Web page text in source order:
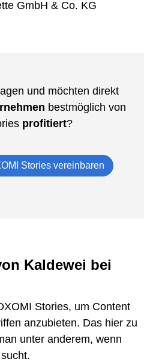
GmbH & Co. KG
und möchten direkt
bestmöglich von
profitiert?
Stories vereinbaren
Kaldewei bei
Stories, um Content
anzubieten. Das hier zu
unter anderem, wenn